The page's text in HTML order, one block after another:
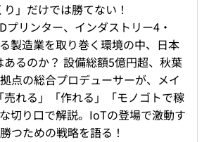
」だけでは勝てない！
プリンター、インダストリー4・
造業を取り巻く環境の中、日本
るのか？ 設備総額5億円超、秋葉
点の総合プロデューサーが、メイ
売れる」「作れる」「モノゴトで稼
切り口で解説。IoTの登場で激動す
つための戦略を語る！